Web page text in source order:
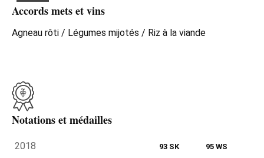
Accords mets et vins
Agneau rôti / Légumes mijotés / Riz à la viande
Notations et médailles
2018 93 SK 95 WS